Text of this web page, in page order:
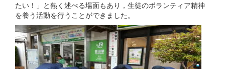
たい！」と熱く述べる場面もあり，生徒のボランティア精神
を養う活動を行うことができました。